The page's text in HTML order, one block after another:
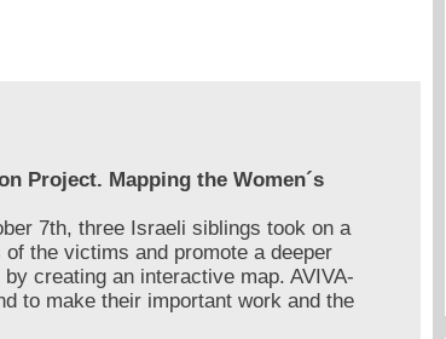
Project. Mapping the Women´s
7th, three Israeli siblings took on a
the victims and promote a deeper
creating an interactive map. AVIVA-
to make their important work and the